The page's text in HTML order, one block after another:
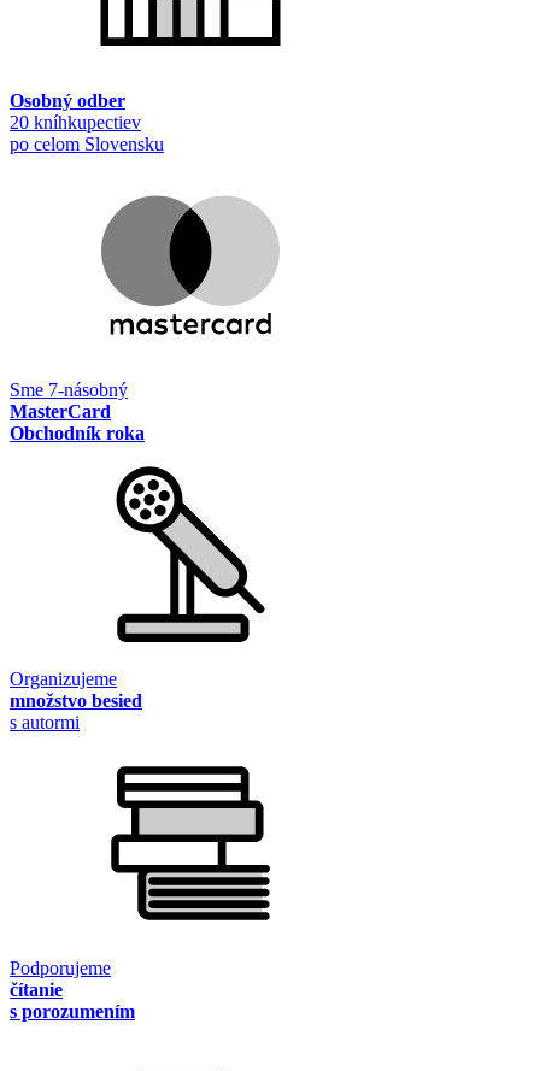
Osobný odber
20 kníhkupectiev
po celom Slovensku
Sme 7-násobný
MasterCard
Obchodník roka
Organizujeme
množstvo besied
s autormi
Podporujeme
čítanie
s porozumením